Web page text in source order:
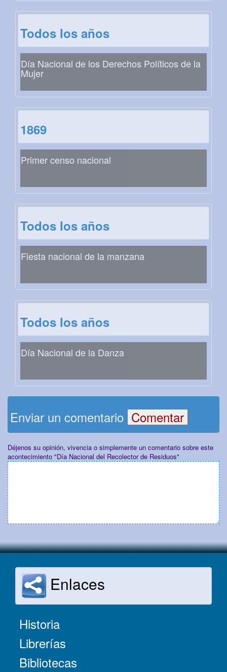
Todos los años
Día Nacional de los Derechos Políticos de la
Mujer
1869
Primer censo nacional
Todos los años
Fiesta nacional de la manzana
Todos los años
Día Nacional de la Danza
Enviar un comentario
Déjenos su opinión, vivencia o simplemente un comentario sobre este
acontecimiento "Día Nacional del Recolector de Residuos"
Enlaces
Historia
Librerías
Bibliotecas